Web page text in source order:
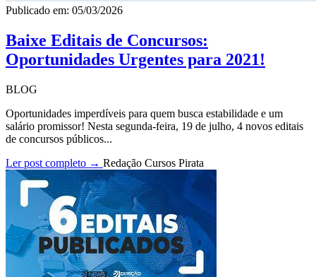
Publicado em: 05/03/2026
Baixe Editais de Concursos:
Oportunidades Urgentes para 2021!
BLOG
Oportunidades imperdíveis para quem busca estabilidade e um
salário promissor! Nesta segunda-feira, 19 de julho, 4 novos editais
de concursos públicos...
Ler post completo → Redação Cursos Pirata